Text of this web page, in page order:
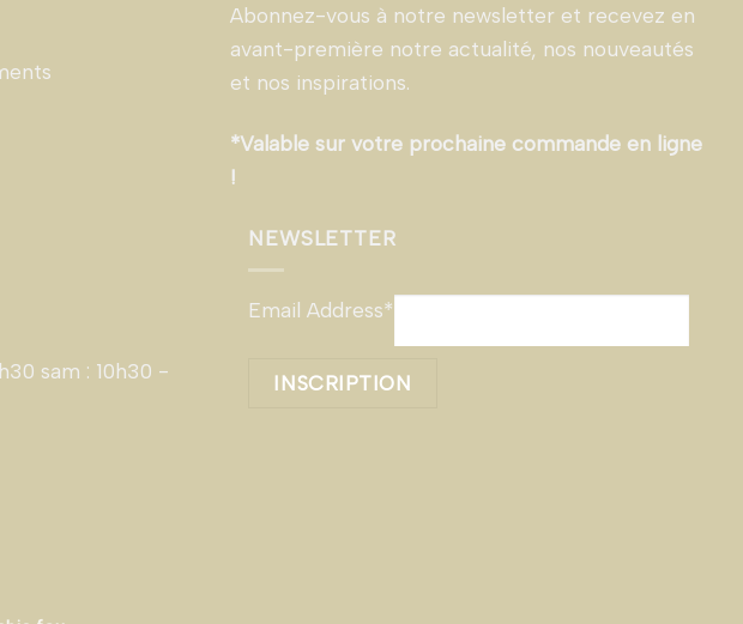
sam : 10h30 -
Abonnez-vous à notre newsletter et recevez en
avant-première notre actualité, nos nouveautés
et nos inspirations.
*Valable sur votre prochaine commande en ligne
!
NEWSLETTER
Email Address*